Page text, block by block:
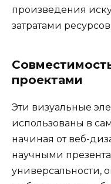
произведения
затратами ресурсов.
проектами
Эти визуальные
использованы в
начиная от веб-
научными
универсальности,